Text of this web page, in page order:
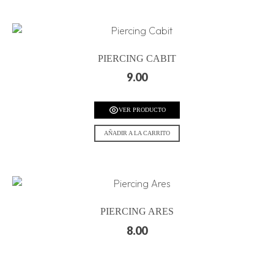
PIERCING CABIT
9.00
VER PRODUCTO
AÑADIR A LA CARRITO
PIERCING ARES
8.00